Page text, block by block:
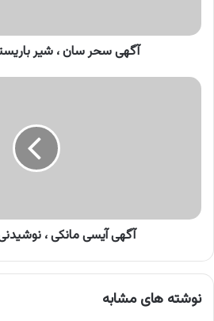
آگهی سحر سان ، شیر
آگهی
آگهی آیسی مانکی ،
نوشته های مشابه